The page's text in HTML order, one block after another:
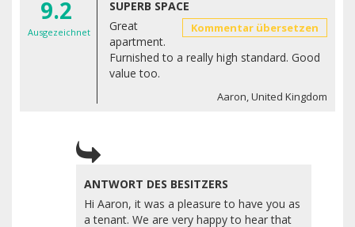
9.2
Ausgezeichnet
SUPERB SPACE
Kommentar übersetzen
Great
apartment.
Furnished to a really high standard. Good
value too.
Aaron, United Kingdom
ANTWORT DES BESITZERS
Hi Aaron, it was a pleasure to have you as
a tenant. We are very happy to hear that